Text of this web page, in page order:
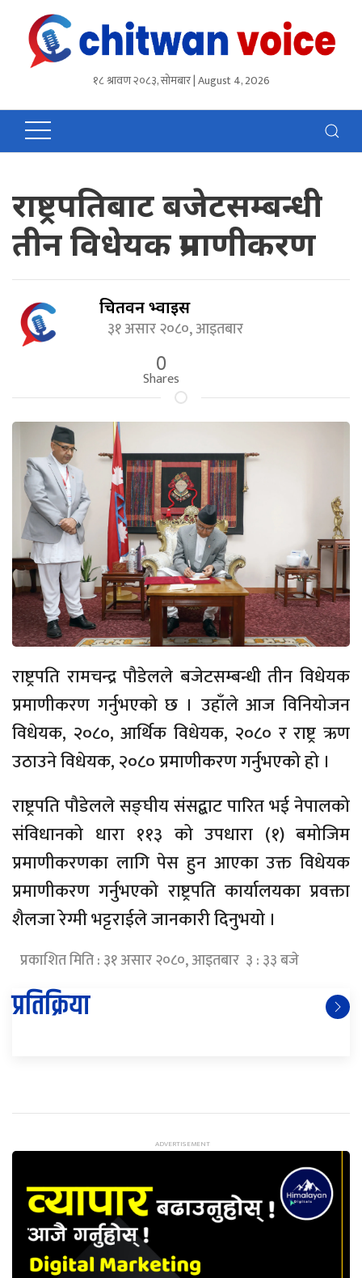
१८ श्रावण २०८३, सोमबार | August 4, 2026
राष्ट्रपतिबाट बजेटसम्बन्धी
तीन विधेयक प्रमाणीकरण
चितवन भ्वाईस
३१ असार २०८०, आइतबार
0
Shares
राष्ट्रपति रामचन्द्र पौडेलले बजेटसम्बन्धी तीन विधेयक
प्रमाणीकरण गर्नुभएको छ । उहाँले आज विनियोजन
विधेयक, २०८०, आर्थिक विधेयक, २०८० र राष्ट्र ऋण
उठाउने विधेयक, २०८० प्रमाणीकरण गर्नुभएको हो ।
राष्ट्रपति पौडेलले सङ्घीय संसद्बाट पारित भई नेपालको
संविधानको धारा ११३ को उपधारा (१) बमोजिम
प्रमाणीकरणका लागि पेस हुन आएका उक्त विधेयक
प्रमाणीकरण गर्नुभएको राष्ट्रपति कार्यालयका प्रवक्ता
शैलजा रेग्मी भट्टराईले जानकारी दिनुभयो ।
प्रकाशित मिति : ३१ असार २०८०, आइतबार ३ : ३३ बजे
प्रतिक्रिया